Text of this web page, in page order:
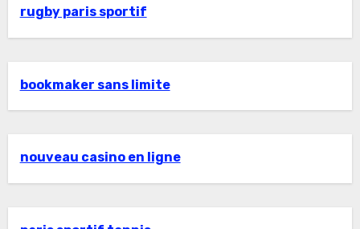
rugby paris sportif
bookmaker sans limite
nouveau casino en ligne